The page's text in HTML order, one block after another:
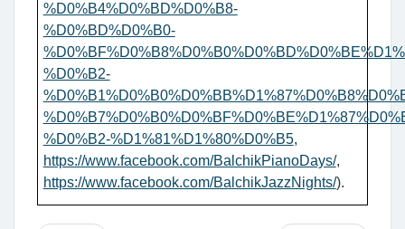
%D0%B4%D0%BD%D0%B8-
%D0%BD%D0%B0-
%D0%B2-
%D0%B2-%D1%81%D1%80%D0%B5,
https://www.facebook.com/BalchikPianoDays/,
https://www.facebook.com/BalchikJazzNights/).